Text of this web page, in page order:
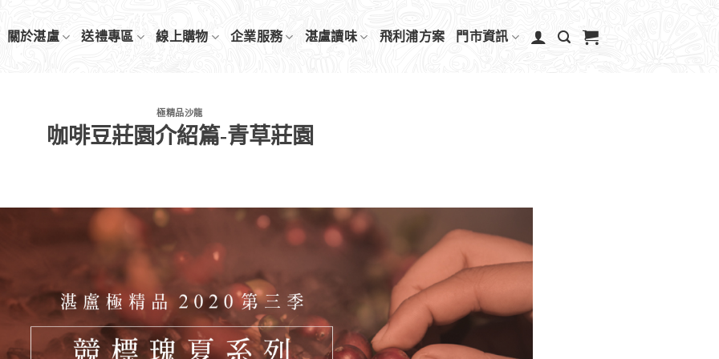
關於湛盧 送禮專區 線上購物 企業服務 湛盧讀味 飛利浦方案 門市資訊
極精品沙龍
咖啡豆莊園介紹篇-青草莊園